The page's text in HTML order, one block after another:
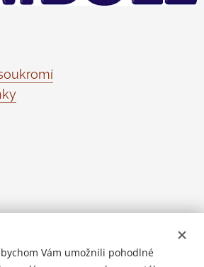
Vám umožnili pohodlné